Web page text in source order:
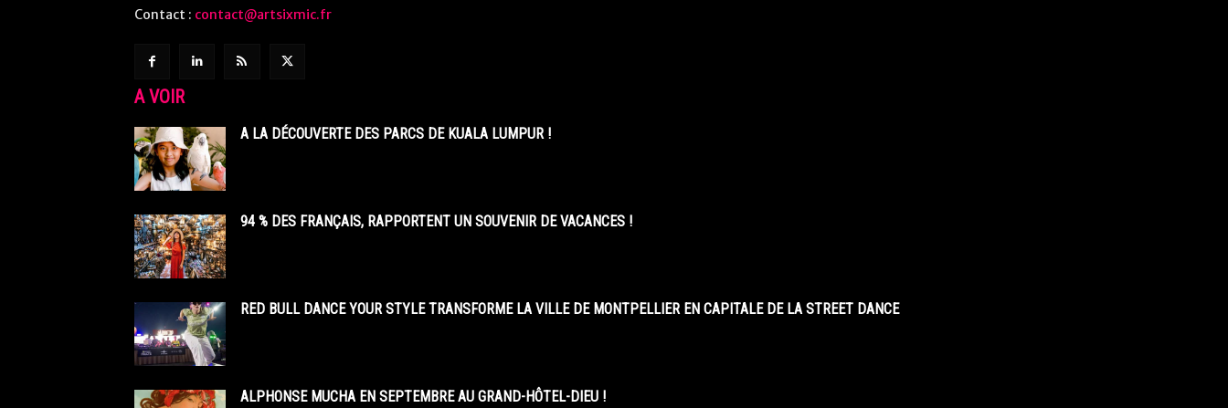
Contact : contact@artsixmic.fr
A VOIR
A LA DÉCOUVERTE DES PARCS DE KUALA LUMPUR !
94 % DES FRANÇAIS, RAPPORTENT UN SOUVENIR DE VACANCES !
RED BULL DANCE YOUR STYLE TRANSFORME LA VILLE DE MONTPELLIER EN CAPITALE DE LA STREET DANCE
ALPHONSE MUCHA EN SEPTEMBRE AU GRAND-HÔTEL-DIEU !